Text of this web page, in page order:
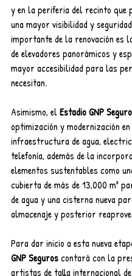
y en la periferia del recinto que
una mayor visibilidad y
importante de la renovación es
de elevadores panorámicos y
mayor accesibilidad para las
necesitan.
Asimismo, el Estadio GNP
optimización y modernización
infraestructura de agua,
telefonía, además de la
elementos sustentables como
cubierta de más de 13,000 m²
de agua y una cisterna nueva
almacenaje y posterior
Para dar inicio a esta nueva
GNP Seguros contará con la
artistas de talla internacional